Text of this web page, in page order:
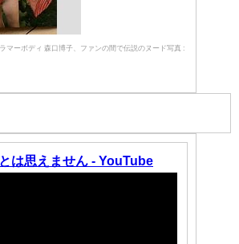
マーボディ 森口博子、ファンの間で伝説のヌード写真 :
は思えません - YouTube